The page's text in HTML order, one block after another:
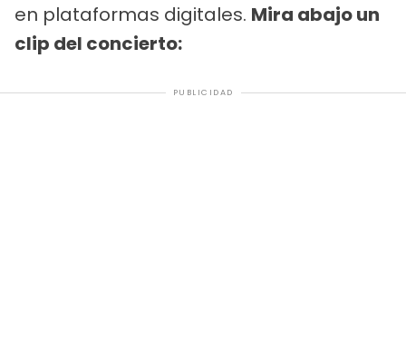
en plataformas digitales. Mira abajo un
clip del concierto:
PUBLICIDAD